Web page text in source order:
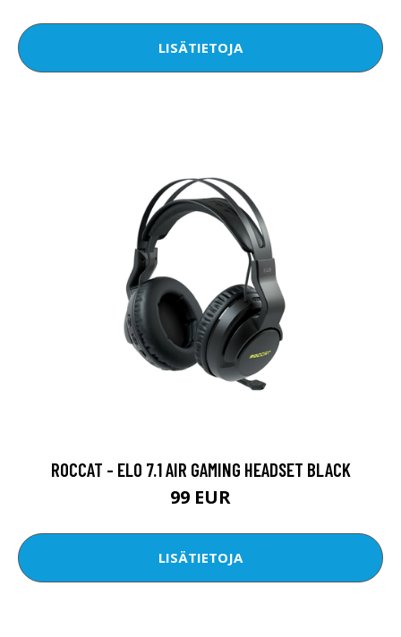
LISÄTIETOJA
ROCCAT - ELO 7.1 AIR GAMING HEADSET BLACK
99 EUR
LISÄTIETOJA